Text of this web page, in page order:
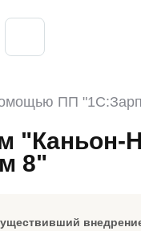
ПП
"Каньон-
8"